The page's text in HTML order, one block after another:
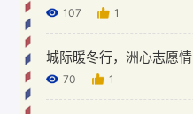
107 1
城际暖冬行，洲心志愿情
70 1